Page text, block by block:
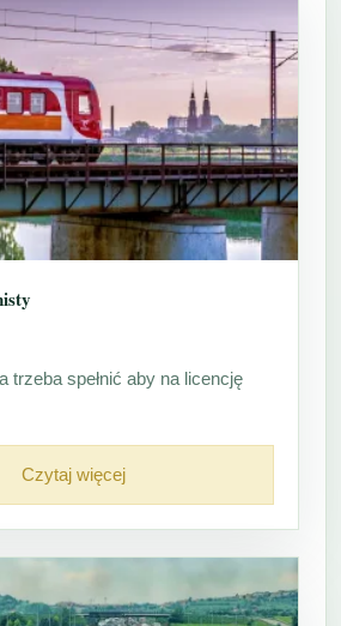
trzeba spełnić aby na licencję
Czytaj więcej